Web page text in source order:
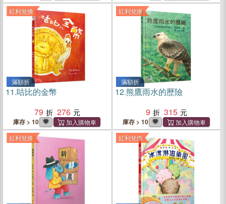
紅利兌換
滿額折
11.咕比的金幣
79
276
庫存 > 10
紅利兌換
滿額折
12.熊鷹雨水的歷險
9
315
庫存 > 10
紅利兌換 紅利兌換